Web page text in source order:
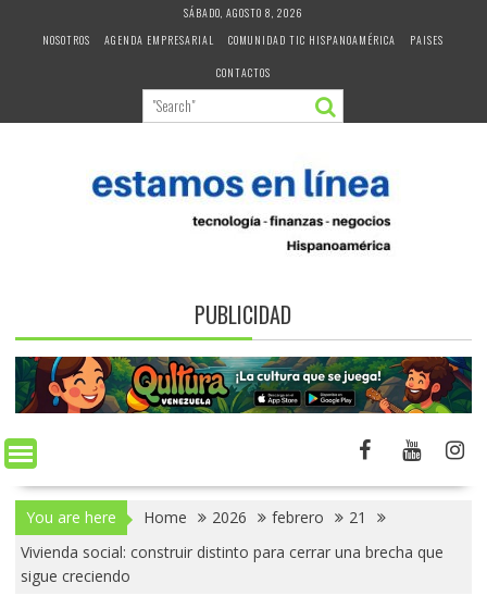
SÁBADO, AGOSTO 8, 2026
NOSOTROS
AGENDA EMPRESARIAL COMUNIDAD TIC HISPANOAMÉRICA
PAISES
CONTACTOS
PUBLICIDAD
You are here Home 2026 febrero
21
Vivienda social: construir distinto para cerrar una brecha que
sigue creciendo